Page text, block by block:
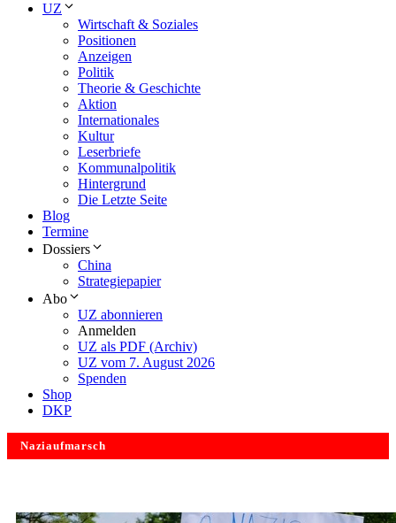
UZ
Wirtschaft & Soziales
Positionen
Anzeigen
Politik
Theorie & Geschichte
Aktion
Internationales
Kultur
Leserbriefe
Kommunalpolitik
Hintergrund
Die Letzte Seite
Blog
Termine
Dossiers
China
Strategiepapier
Abo
UZ abonnieren
Anmelden
UZ als PDF (Archiv)
UZ vom 7. August 2026
Spenden
Shop
DKP
Naziaufmarsch